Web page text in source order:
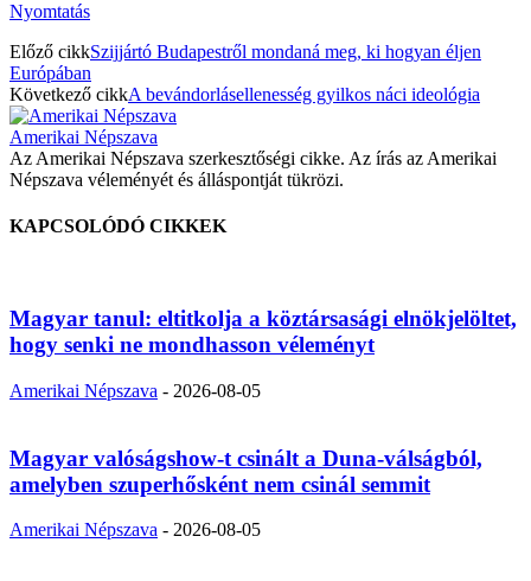
Nyomtatás
Előző cikkSzijjártó Budapestről mondaná meg, ki hogyan éljen
Európában
Következő cikkA bevándorlásellenesség gyilkos náci ideológia
Amerikai Népszava
Az Amerikai Népszava szerkesztőségi cikke. Az írás az Amerikai
Népszava véleményét és álláspontját tükrözi.
KAPCSOLÓDÓ CIKKEK
Magyar tanul: eltitkolja a köztársasági elnökjelöltet,
hogy senki ne mondhasson véleményt
Amerikai Népszava - 2026-08-05
Magyar valóságshow-t csinált a Duna-válságból,
amelyben szuperhősként nem csinál semmit
Amerikai Népszava - 2026-08-05